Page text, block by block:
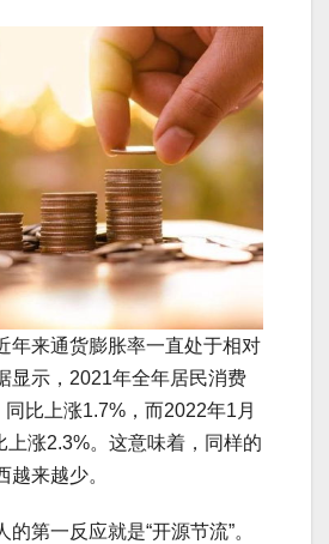
年来通货膨胀率一直处于相对
显示，2021年全年居民消费
比上涨1.7%，而2022年1月
上涨2.3%。这意味着，同样的
越来越少。
第一反应就是“开源节流”。